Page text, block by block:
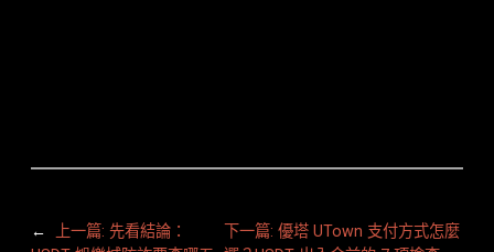
← 上一篇: 先看結論：
下一篇:優塔 UTown 支付方式怎麼